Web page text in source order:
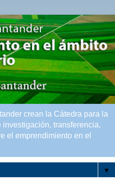
crean la Cátedra para la
transferencia,
el emprendimiento en el
▼